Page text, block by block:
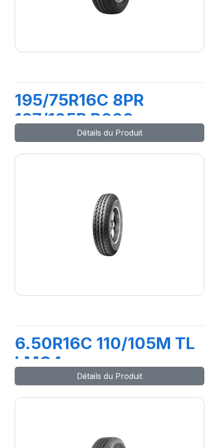
195/75R16C 8PR
107/105R R666
Détails du Produit
6.50R16C 110/105M TL
LMC4
Détails du Produit